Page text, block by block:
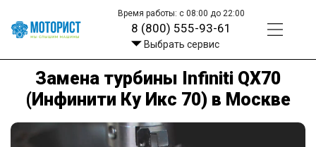
Время работы: с 08:00 до 22:00
8 (800) 555-93-61
Выбрать сервис
Замена турбины Infiniti QX70
(Инфинити Ку Икс 70) в Москве